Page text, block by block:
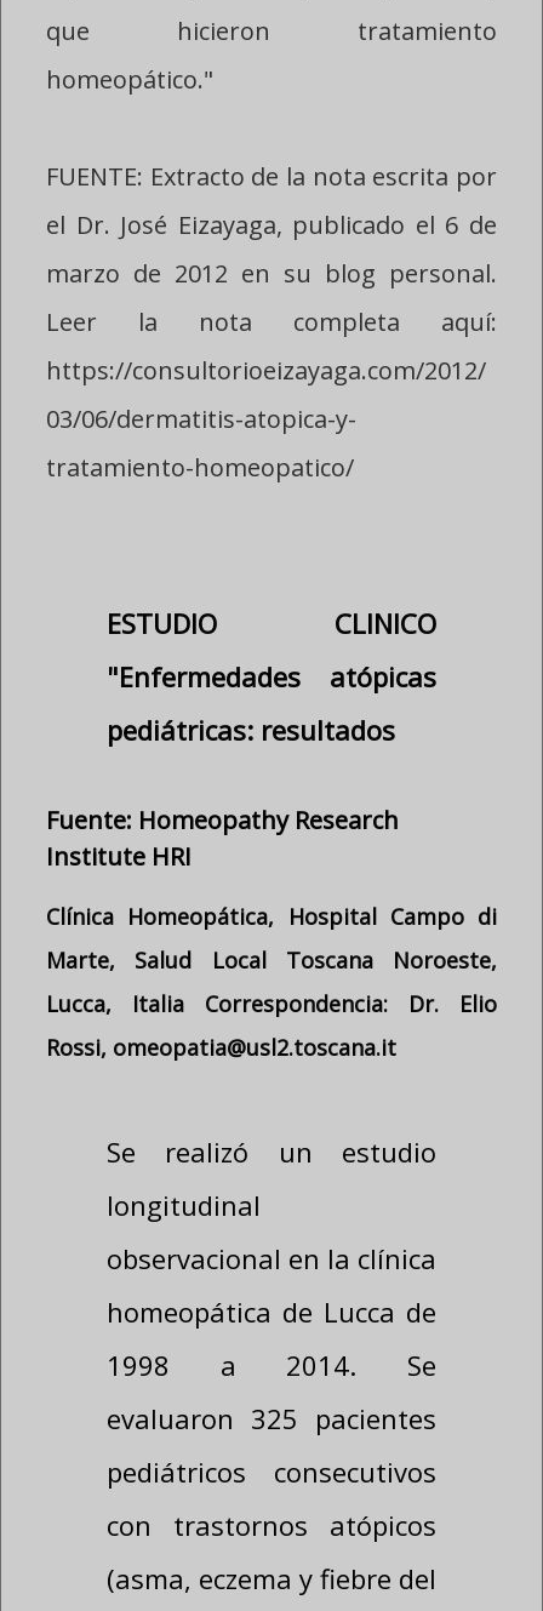
que hicieron tratamiento
homeopático."
FUENTE: Extracto de la nota escrita por
el Dr. José Eizayaga, publicado el 6 de
marzo de 2012 en su blog personal.
Leer la nota completa aquí:
https://consultorioeizayaga.com/2012/
03/06/dermatitis-atopica-y-
tratamiento-homeopatico/
ESTUDIO CLINICO
"Enfermedades atópicas
pediátricas: resultados a
Fuente: Homeopathy Research
Institute HRI
Clínica Homeopática, Hospital Campo di
Marte, Salud Local Toscana Noroeste,
Lucca, Italia Correspondencia: Dr. Elio
Se realizó un estudio
longitudinal
observacional en la clínica
homeopática de Lucca de
1998 a 2014. Se
evaluaron 325 pacientes
pediátricos consecutivos
con trastornos atópicos